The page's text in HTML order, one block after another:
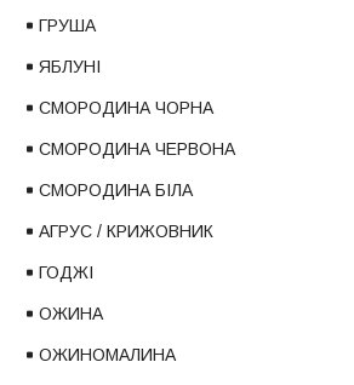
ГРУША
ЯБЛУНІ
СМОРОДИНА ЧОРНА
СМОРОДИНА ЧЕРВОНА
СМОРОДИНА БІЛА
АГРУС / КРИЖОВНИК
ГОДЖІ
ОЖИНА
ОЖИНОМАЛИНА